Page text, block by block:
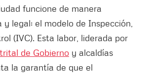
funcione de manera
y legal: el modelo de Inspección,
(IVC). Esta labor, liderada por
de Gobierno y alcaldías
la garantía de que el